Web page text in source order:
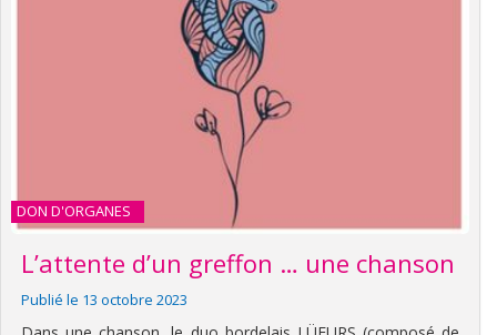
DON D'ORGANES
L’attente d’un greffon … une chanson
Publié le 13 octobre 2023